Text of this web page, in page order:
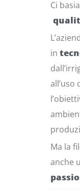
Ci
in
all’uso
Ma la
anche